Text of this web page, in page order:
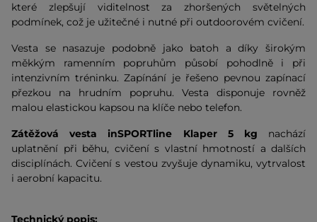
které zlepšují viditelnost za zhoršených světelných
podmínek, což je užitečné i nutné při outdoorovém cvičení.
Vesta se nasazuje podobně jako batoh a díky širokým
měkkým ramenním popruhům působí pohodlně i při
intenzivním tréninku. Zapínání je řešeno pevnou zapínací
přezkou na hrudním popruhu. Vesta disponuje rovněž
malou elastickou kapsou na klíče nebo telefon.
Zátěžová vesta inSPORTline Klaper 5 kg nachází
uplatnění při běhu, cvičení s vlastní hmotností a dalších
disciplínách. Cvičení s vestou zvyšuje dynamiku, vytrvalost
i aerobní kapacitu.
Technický popis: